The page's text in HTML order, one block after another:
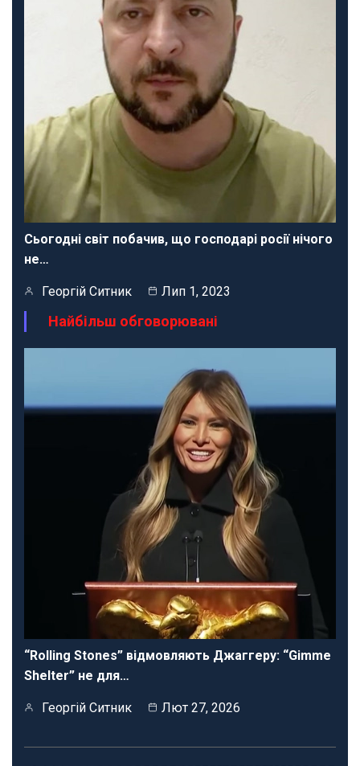
Сьогодні світ побачив, що господарі росії нічого
не…
Георгій Ситник Лип 1, 2023
Найбільш обговорювані
“Rolling Stones” відмовляють Джаггеру: “Gimme
Shelter” не для…
Георгій Ситник Лют 27, 2026